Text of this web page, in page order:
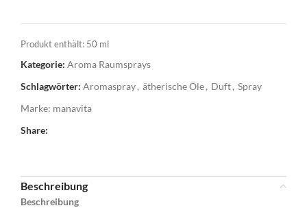
Produkt enthält: 50 ml
Kategorie: Aroma Raumsprays
Schlagwörter: Aromaspray, ätherische Öle, Duft, Spray
Marke: manavita
Share:
Beschreibung
Beschreibung